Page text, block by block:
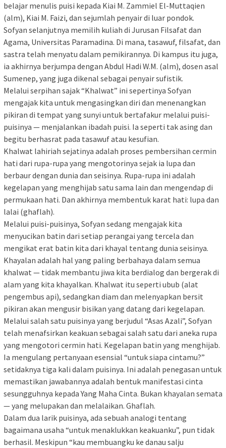
belajar menulis puisi kepada Kiai M. Zammiel El-Muttaqien
(alm), Kiai M. Faizi, dan sejumlah penyair di luar pondok.
Sofyan selanjutnya memilih kuliah di Jurusan Filsafat dan
Agama, Universitas Paramadina. Di mana, tasawuf, filsafat, dan
sastra telah menyatu dalam pemikirannya. Di kampus itu juga,
ia akhirnya berjumpa dengan Abdul Hadi W.M. (alm), dosen asal
Sumenep, yang juga dikenal sebagai penyair sufistik.
Melalui serpihan sajak “Khalwat” ini sepertinya Sofyan
mengajak kita untuk mengasingkan diri dan menenangkan
pikiran di tempat yang sunyi untuk bertafakur melalui puisi-
puisinya — menjalankan ibadah puisi. Ia seperti tak asing dan
begitu berhasrat pada tasawuf atau kesufian.
Khalwat lahiriah sejatinya adalah proses pembersihan cermin
hati dari rupa-rupa yang mengotorinya sejak ia lupa dan
berbaur dengan dunia dan seisinya. Rupa-rupa ini adalah
kegelapan yang menghijab satu sama lain dan mengendap di
permukaan hati. Dan akhirnya membentuk karat hati: lupa dan
lalai (ghaflah).
Melalui puisi-puisinya, Sofyan sedang mengajak kita
menyucikan batin dari setiap perangai yang tercela dan
mengikat erat batin kita dari khayal tentang dunia seisinya.
Khayalan adalah hal yang paling berbahaya dalam semua
khalwat — tidak membantu jiwa kita berdialog dan bergerak di
alam yang kita khayalkan. Khalwat itu seperti ubub (alat
pengembus api), sedangkan diam dan melenyapkan bersit
pikiran akan mengusir bisikan yang datang dari kegelapan.
Melalui salah satu puisinya yang berjudul “Asas Azali”, Sofyan
telah menafsirkan keakuan sebagai salah satu dari aneka rupa
yang mengotori cermin hati. Kegelapan batin yang menghijab.
Ia mengulang pertanyaan esensial “untuk siapa cintamu?”
setidaknya tiga kali dalam puisinya. Ini adalah penegasan untuk
memastikan jawabannya adalah bentuk manifestasi cinta
sesungguhnya kepada Yang Maha Cinta. Bukan khayalan semata
— yang melupakan dan melalaikan. Ghaflah.
Dalam dua larik puisinya, ada sebuah analogi tentang
bagaimana usaha “untuk menaklukkan keakuanku”, pun tidak
berhasil. Meskipun “kau membuangku ke danau salju